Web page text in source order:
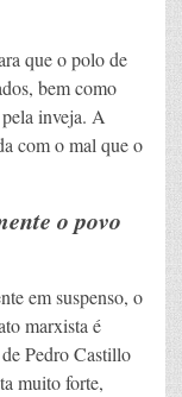
que o polo de
bem como
inveja. A
com o mal que o
o povo
em suspenso, o
marxista é
Pedro Castillo
muito forte,